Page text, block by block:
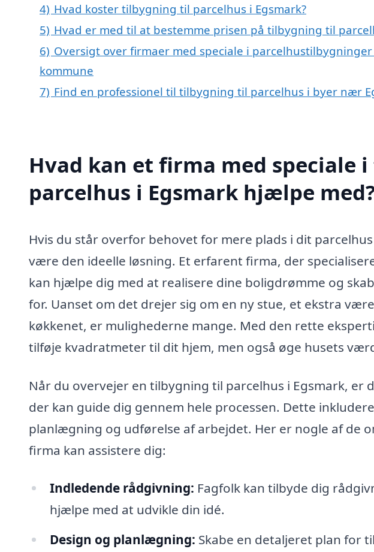
4) Hvad koster tilbygning til parcelhus i Egsmark?
5) Hvad er med til at bestemme prisen på tilbygning til
6) Oversigt over firmaer med speciale i
kommune
7) Find en professionel til tilbygning til parcelhus i byer nær
Hvad kan et firma med speciale
parcelhus i Egsmark hjælpe
Hvis du står overfor behovet for mere plads i dit
være den ideelle løsning. Et erfarent firma, der
kan hjælpe dig med at realisere dine boligdrømme og
for. Uanset om det drejer sig om en ny stue, et ekstra
køkkenet, er mulighederne mange. Med den rette
tilføje kvadratmeter til dit hjem, men også øge husets
Når du overvejer en tilbygning til parcelhus i Egsmark,
der kan guide dig gennem hele processen. Dette
planlægning og udførelse af arbejdet. Her er nogle af de
firma kan assistere dig:
Indledende rådgivning: Fagfolk kan tilbyde dig
hjælpe med at udvikle din idé.
Design og planlægning: Skabe en detaljeret plan for